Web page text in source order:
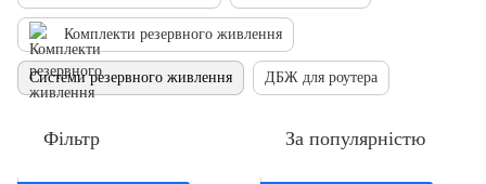
Комплекти резервного живлення
Системи резервного живлення ДБЖ для роутера
Фільтр За популярністю